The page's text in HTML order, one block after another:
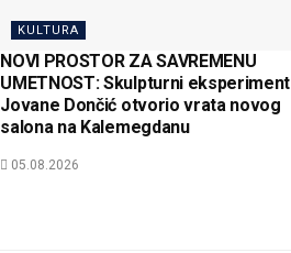
KULTURA
NOVI PROSTOR ZA SAVREMENU
UMETNOST: Skulpturni eksperiment
Jovane Dončić otvorio vrata novog
salona na Kalemegdanu
05.08.2026